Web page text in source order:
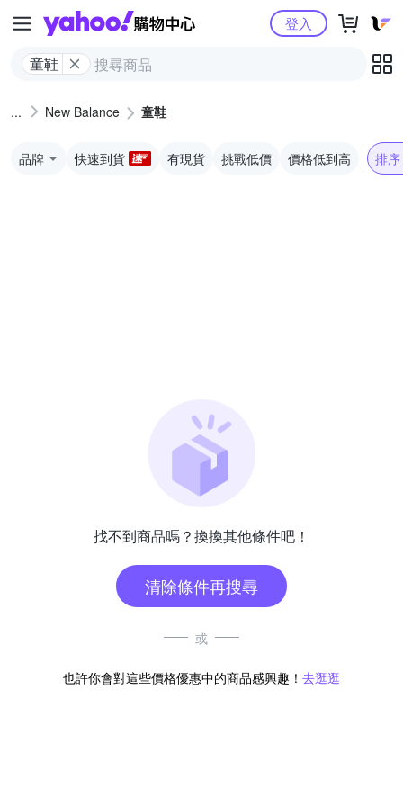
Yahoo購物中心
童鞋
登入
New Balance 童鞋
品牌 快速到貨 有現貨 挑戰低價 價格低到高 排序
找不到商品嗎？換換其他條件吧！
清除條件再搜尋
或
也許你會對這些價格優惠中的商品感興趣！ 去逛逛